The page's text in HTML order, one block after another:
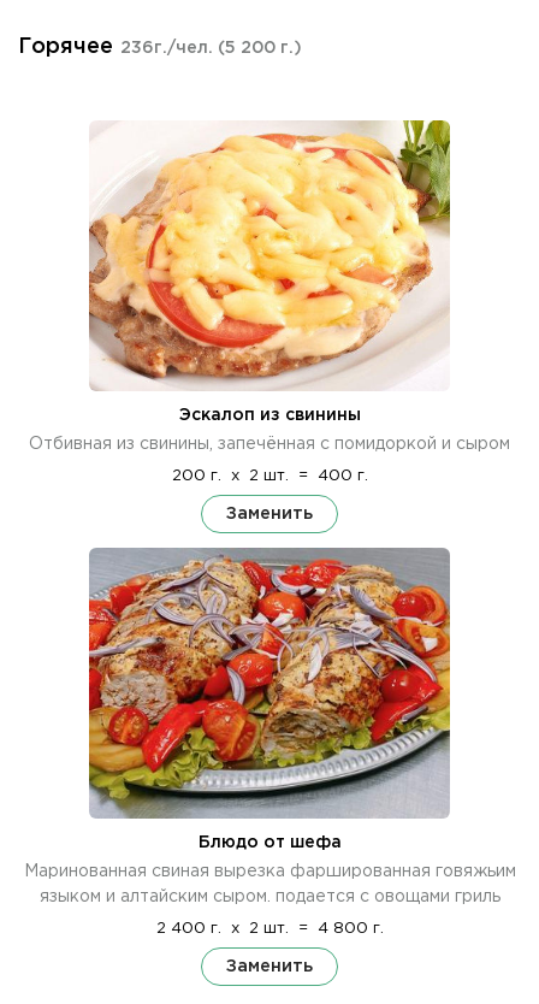
Горячее 236г./чел. (5 200 г.)
Эскалоп из свинины
Отбивная из свинины, запечённая с помидоркой и сыром
200 г. x 2 шт. = 400 г.
Заменить
Блюдо от шефа
Маринованная свиная вырезка фаршированная говяжьим
языком и алтайским сыром. подается с овощами гриль
2 400 г. x 2 шт. = 4 800 г.
Заменить